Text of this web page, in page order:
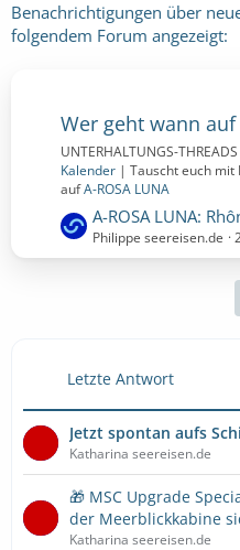
Benachrichtigungen über
folgendem Forum angezeigt:
Wer geht wann auf
UNTERHALTUNGS-
Kalender | Tauscht euch
aufA-ROSA LUNA
L
e
t
e
t
g
A-ROSA LUNA: Rhône Route Provence | 7 Nächte |
Philippe seereisen.de
Letzte Antwort
Jetzt spontan aufs
Katharina seereisen.de
🎁 MSC Upgrade
der Meerblickkabine
Katharina seereisen.de